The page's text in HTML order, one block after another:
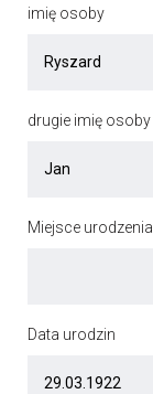
imię osoby
drugie imię osoby
Miejsce urodzenia
Data urodzin